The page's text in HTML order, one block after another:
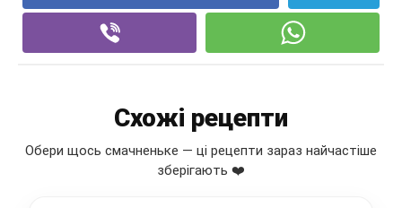
Схожі рецепти
Обери щось смачненьке — ці рецепти зараз найчастіше
зберігають ❤️